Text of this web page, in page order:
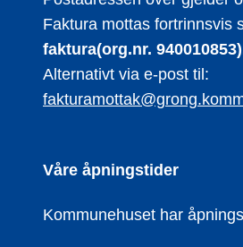
Faktura mottas fortrinnsvis
faktura(org.nr.
Alternativt via e-post til:
Våre åpningstider
Kommunehuset har